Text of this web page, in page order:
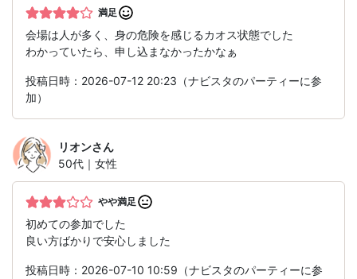
満足
会場は人が多く、身の危険を感じるカオス状態でした
わかっていたら、申し込まなかったかなぁ
投稿日時：2026-07-12 20:23（ナビスタのパーティーに参
加）
リオンさん
50代｜女性
やや満足
初めての参加でした
良い方ばかりで安心しました
投稿日時：2026-07-10 10:59（ナビスタのパーティーに参